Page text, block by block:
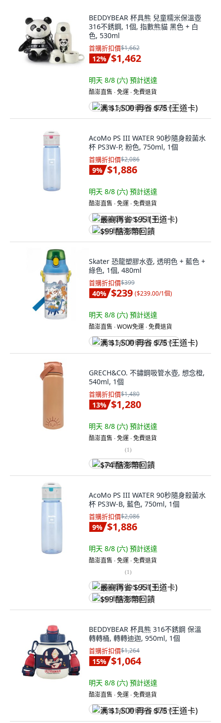
BEDDYBEAR 杯具熊 兒童糯米保溫壺
316不銹鋼, 1個, 指數熊貓 黑色 + 白
色, 530ml
首購折扣價$1,662
12% $1,462
明天 8/8 (六) 預計送達
酷澎直售 ∙ 免運 ∙ 免費退貨
满 $1,500 再省 $75 (王道卡)
AcoMo PS III WATER 90秒隨身殺菌水
杯 PS3W-P, 粉色, 750ml, 1個
首購折扣價$2,086
9% $1,886
明天 8/8 (六) 預計送達
酷澎直售 ∙ 免運 ∙ 免費退貨
最高再省 $95 (王道卡)
$99 酷澎幣回饋
Skater 恐龍塑膠水壺, 透明色 + 藍色 +
綠色, 1個, 480ml
首購折扣價$399
40% $239 ($239.00/1個)
明天 8/8 (六) 預計送達
酷澎直售 ∙ WOW免運 ∙ 免費退貨
满 $1,500 再省 $75 (王道卡)
GRECH&CO. 不鏽鋼吸管水壺, 想念橙,
540ml, 1個
首購折扣價$1,480
13% $1,280
明天 8/8 (六) 預計送達
酷澎直售 ∙ 免運 ∙ 免費退貨
(1)
$74 酷澎幣回饋
AcoMo PS III WATER 90秒隨身殺菌水
杯 PS3W-B, 藍色, 750ml, 1個
首購折扣價$2,086
9% $1,886
明天 8/8 (六) 預計送達
酷澎直售 ∙ 免運 ∙ 免費退貨
(1)
最高再省 $95 (王道卡)
$99 酷澎幣回饋
BEDDYBEAR 杯具熊 316不銹鋼 保溫
轉轉桶, 轉轉迪迦, 950ml, 1個
首購折扣價$1,264
15% $1,064
明天 8/8 (六) 預計送達
酷澎直售 ∙ 免運 ∙ 免費退貨
满 $1,500 再省 $75 (王道卡)